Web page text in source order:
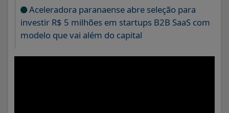
Aceleradora paranaense abre seleção para
investir R$ 5 milhões em startups B2B SaaS com
modelo que vai além do capital